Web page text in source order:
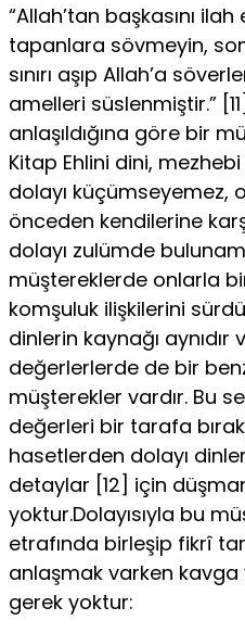
“Allah’tan başkasını
tapanlara sövmeyin,
sınırı aşıp Allah’a
amelleri süslenmiştir.”
anlaşıldığına göre bir
Kitap Ehlini dini,
dolayı küçümseyemez,
önceden kendilerine
dolayı zulümde
müştereklerde onlarla
komşuluk ilişkilerini
dinlerin kaynağı
değerlerlerde de bir
müşterekler vardır. Bu
değerleri bir tarafa
hasetlerden dolayı
detaylar [12] için
yoktur.Dolayısıyla bu
etrafında birleşip fikrî
anlaşmak varken
gerek yoktur: